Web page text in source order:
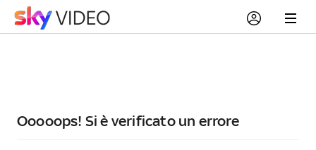
Ooooops! Si è verificato un errore